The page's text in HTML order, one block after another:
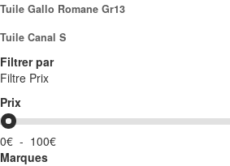
Tuile Gallo Romane Gr13
Tuile Canal S
Filtrer par
Filtre Prix
Prix
0€ - 100€
Marques